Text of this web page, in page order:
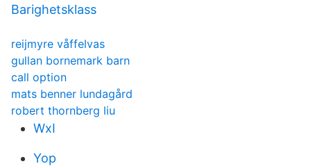
Barighetsklass
reijmyre våffelvas
gullan bornemark barn
call option
mats benner lundagård
robert thornberg liu
WxI
Yop